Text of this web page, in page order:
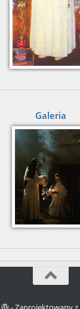
Galeria